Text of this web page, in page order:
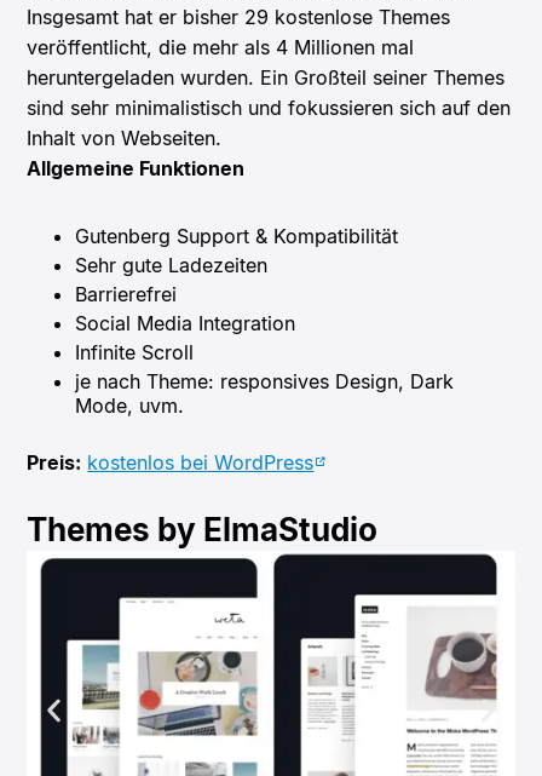
Insgesamt hat er bisher 29 kostenlose Themes
veröffentlicht, die mehr als 4 Millionen mal
heruntergeladen wurden. Ein Großteil seiner Themes
sind sehr minimalistisch und fokussieren sich auf den
Inhalt von Webseiten.
Allgemeine Funktionen
Gutenberg Support & Kompatibilität
Sehr gute Ladezeiten
Barrierefrei
Social Media Integration
Infinite Scroll
je nach Theme: responsives Design, Dark
Mode, uvm.
Preis: kostenlos bei WordPress
Themes by ElmaStudio